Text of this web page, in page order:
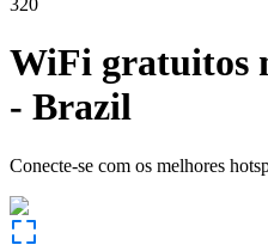
320
WiFi gratuitos
- Brazil
Conecte-se com os melhores